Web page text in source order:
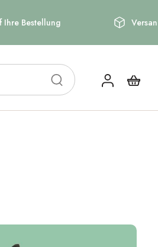
Versandkostenfrei